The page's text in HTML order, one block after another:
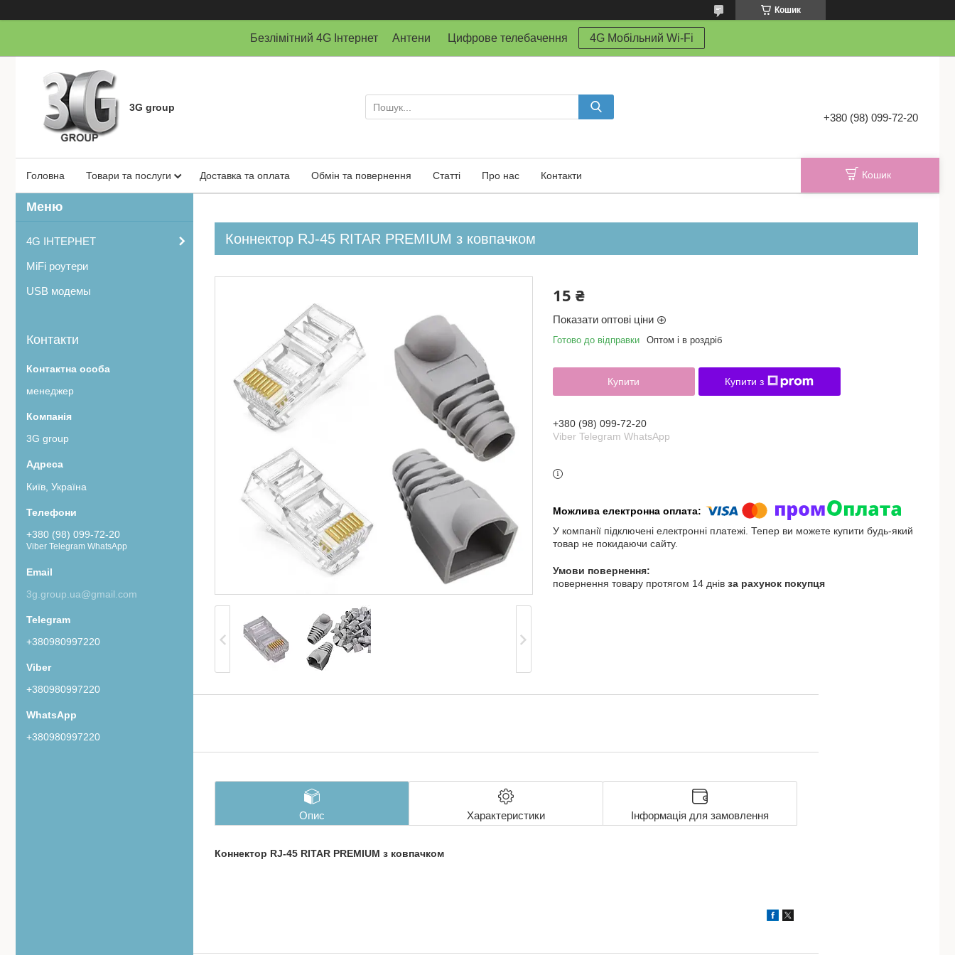
Кошик
Безлімітний 4G Інтернет Антени Цифрове телебачення 4G Мобільний Wi-Fi
3G group
+380 (98) 099-72-20
Головна Товари та послуги Доставка та оплата Обмін та повернення Статті Про нас Контакти Кошик
Коннектор RJ-45 RITAR PREMIUM з ковпачком
15 ₴
Показати оптові ціни
Готово до відправки Оптом і в роздріб
Купити Купити з
+380 (98) 099-72-20
Viber Telegram WhatsApp
У компанії підключені електронні платежі. Тепер ви можете купити будь-який
товар не покидаючи сайту.
повернення товару протягом 14 днів за рахунок покупця
Опис Характеристики Інформація для замовлення
Коннектор RJ-45 RITAR PREMIUM з ковпачком
4G ІНТЕРНЕТ
MiFi роутери
USB модемы
Контакти
менеджер
3G group
Київ, Україна
+380 (98) 099-72-20
Viber Telegram WhatsApp
3g.group.ua@gmail.com
+380980997220
+380980997220
+380980997220